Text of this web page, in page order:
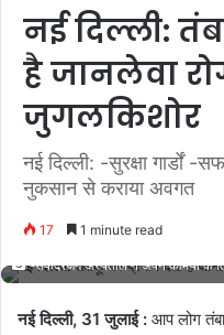
नई दिल्ली:
है जानलेवा
जुगलकिशोर
नई दिल्ली: -सुरक्षा गार्डों -
नुकसान से कराया अवगत
17 1 minute read
-सफदरजंग अस्पताल ने अपने कर्मियों के
नई दिल्ली, 31 जुलाई : आप लोग